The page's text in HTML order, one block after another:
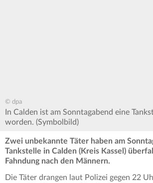
© dpa
In Calden ist am Sonntagabend eine
worden. (Symbolbild)
Zwei unbekannte Täter haben am
Tankstelle in Calden (Kreis Kassel)
Fahndung nach den Männern.
Die Täter drangen laut Polizei gegen 22